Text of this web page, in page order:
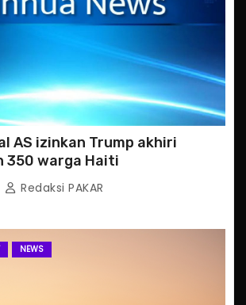
AS izinkan Trump akhiri
350 warga Haiti
Redaksi PAKAR
NEWS